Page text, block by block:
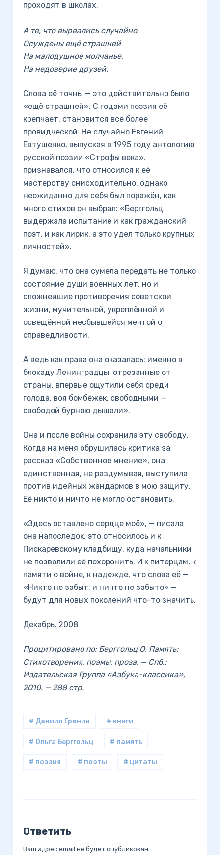
проходят в школах.
А те, что вырвались случайно,
Осуждены ещё страшней
На малодушное молчанье,
На недоверие друзей.
Слова её точны — это действительно было
«ещё страшней». С годами поэзия её
крепчает, становится всё более
провидческой. Не случайно Евгений
Евтушенко, выпуская в 1995 году антологию
русской поэзии «Строфы века»,
признавался, что относился к её
мастерству снисходительно, однако
неожиданно для себя был поражён, как
много стихов он выбрал: «Берггольц
выдержала испытание и как гражданский
поэт, и как лирик, а это удел только крупных
личностей».
Я думаю, что она сумела передать не только
состояние души военных лет, но и
сложнейшие противоречия советской
жизни, мучительной, укреплённой и
освещённой несбывшейся мечтой о
справедливости.
А ведь как права она оказалась: именно в
блокаду Ленинградцы, отрезанные от
страны, впервые ощутили себя среди
голода, воя бомбёжек, свободными —
свободой бурною дышали».
Она и после войны сохранила эту свободу.
Когда на меня обрушилась критика за
рассказ «Собственное мнение», она
единственная, не раздумывая, выступила
против идейных жандармов в мою защиту.
Её никто и ничто не могло остановить.
«Здесь оставлено сердце моё», — писала
она напоследок, это относилось и к
Пискаревскому кладбищу, куда начальники
не позволили её похоронить. И к питерцам, к
памяти о войне, к надежде, что слова её —
«Никто не забыт, и ничто не забыто» —
будут для новых поколений что-то значить.
Декабрь, 2008
Процитировано по: Берггольц О. Память:
Стихотворения, поэмы, проза. — Спб.:
Издательская Группа «Азбука-классика»,
2010. — 288 стр.
# Даниил Гранин # книги
# Ольга Берггольц # память
# поэзия # поэты # цитаты
Ответить
Ваш адрес email не будет опубликован.